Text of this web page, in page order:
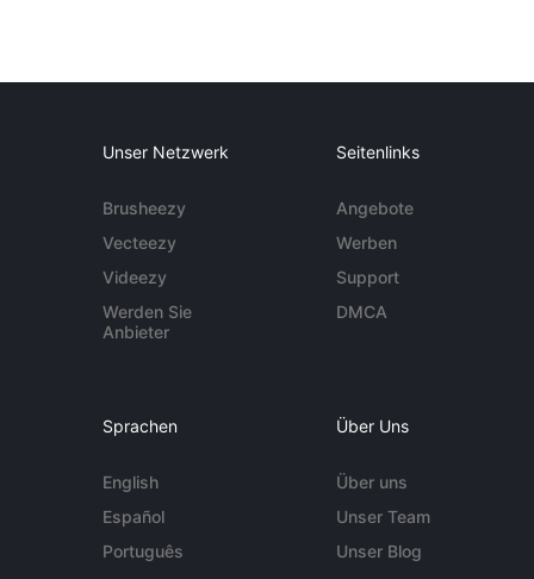
Unser Netzwerk
Brusheezy
Vecteezy
Videezy
Werden Sie
Anbieter
Seitenlinks
Angebote
Werben
Support
DMCA
Sprachen
English
Español
Português
Über Uns
Über uns
Unser Team
Unser Blog